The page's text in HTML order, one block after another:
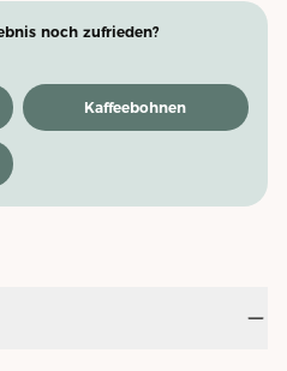
noch zufrieden?
Kaffeebohnen